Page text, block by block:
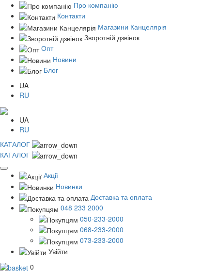
Про компанію
Контакти
Магазини Канцелярія
Зворотній дзвінок
Опт
Новини
Блог
UA
RU
UA
RU
КАТАЛОГ
КАТАЛОГ
Акції
Новинки
Доставка та оплата
048 233 2000
050-233-2000
068-233-2000
073-233-2000
Увійти
0